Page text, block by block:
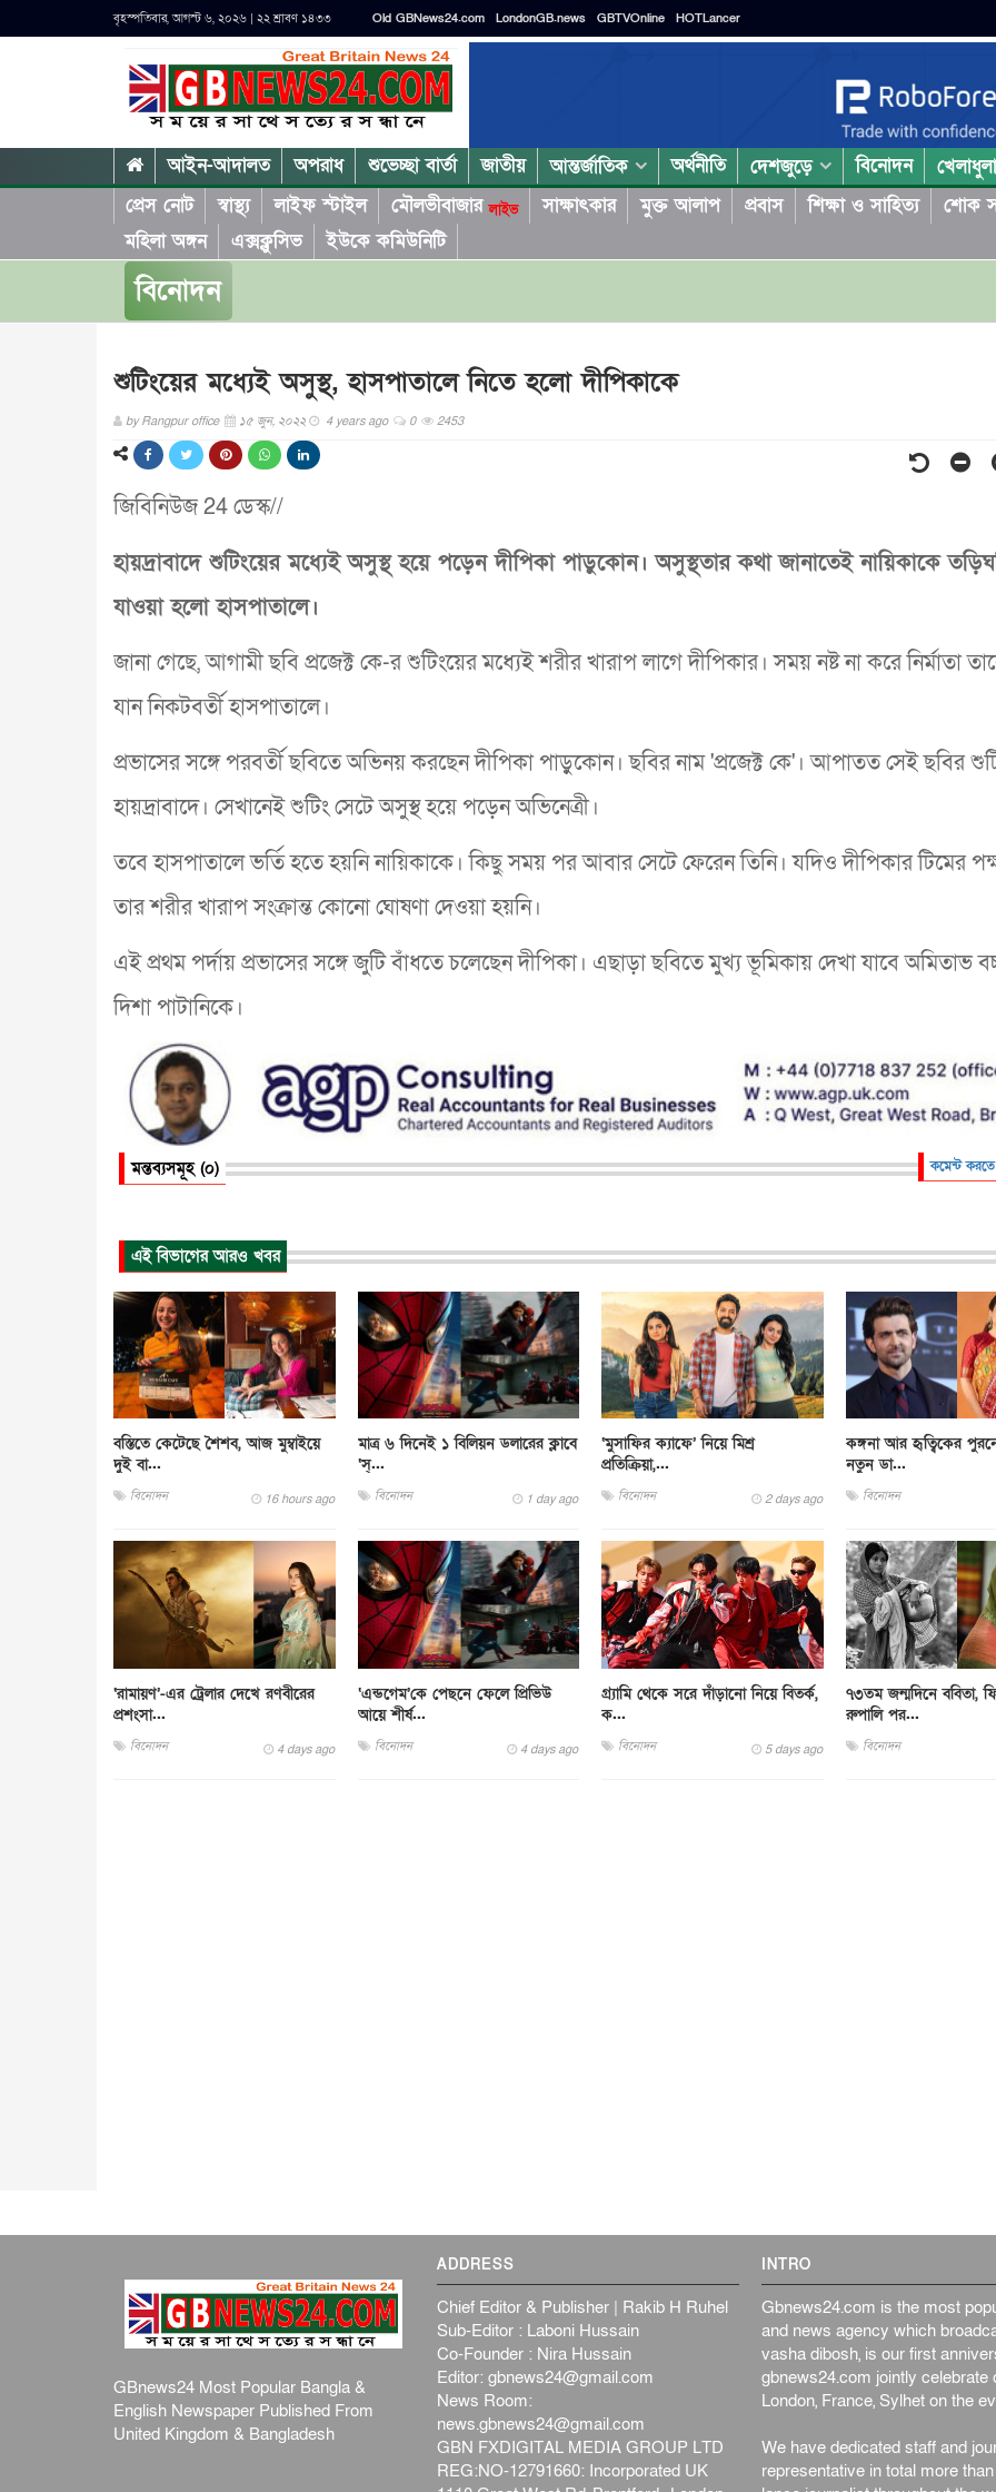
বৃহস্পতিবার, আগস্ট ৬, ২০২৬ | ২২ শ্রাবণ ১৪৩৩ Old GBNews24.com LondonGB.news GBTVOnline HOTLancer
আইন-আদালত অপরাধ শুভেচ্ছা বার্তা জাতীয় আন্তর্জাতিক অর্থনীতি দেশজুড়ে বিনোদন
প্রেস নোট
স্বাস্থ্য লাইফ স্টাইল মৌলভীবাজারলাইভ সাক্ষাৎকার মুক্ত আলাপ প্রবাস শিক্ষা ও সাহিত্য শোক
মহিলা অঙ্গন
এক্সক্লুসিভ ইউকে কমিউনিটি
বিনোদন
শুটিংয়ের মধ্যেই অসুস্থ, হাসপাতালে নিতে হলো দীপিকাকে
byRangpur office ১৫ জুন, ২০২২ 4 years ago 0 2453
জিবিনিউজ 24 ডেস্ক//
হায়দ্রাবাদে শুটিংয়ের মধ্যেই অসুস্থ হয়ে পড়েন দীপিকা পাড়ুকোন। অসুস্থতার কথা জানাতেই নায়িকাকে
যাওয়া হলো হাসপাতালে।
জানা গেছে, আগামী ছবি প্রজেক্ট কে-র শুটিংয়ের মধ্যেই শরীর খারাপ লাগে দীপিকার। সময় নষ্ট না করে নির্মাতা
যান নিকটবর্তী হাসপাতালে।
প্রভাসের সঙ্গে পরবর্তী ছবিতে অভিনয় করছেন দীপিকা পাড়ুকোন। ছবির নাম 'প্রজেক্ট কে'। আপাতত সেই ছবির
হায়দ্রাবাদে। সেখানেই শুটিং সেটে অসুস্থ হয়ে পড়েন অভিনেত্রী।
তবে হাসপাতালে ভর্তি হতে হয়নি নায়িকাকে। কিছু সময় পর আবার সেটে ফেরেন তিনি। যদিও দীপিকার টিমের
তার শরীর খারাপ সংক্রান্ত কোনো ঘোষণা দেওয়া হয়নি।
এই প্রথম পর্দায় প্রভাসের সঙ্গে জুটি বাঁধতে চলেছেন দীপিকা। এছাড়া ছবিতে মুখ্য ভূমিকায় দেখা যাবে অমিতাভ
দিশা পাটানিকে।
মন্তব্যসমূহ (০) কমেন্ট
এই বিভাগের আরও খবর
বস্তিতে কেটেছে শৈশব, আজ মুম্বাইয়ে
দুই বা...
বিনোদন 16 hours ago
মাত্র ৬ দিনেই ১ বিলিয়ন ডলারের ক্লাবে
‘স্...
বিনোদন 1 day ago
‘মুসাফির ক্যাফে’ নিয়ে মিশ্র
প্রতিক্রিয়া,...
বিনোদন 2 days ago
কঙ্গনা আর হৃত্বিকের
নতুন ডা...
বিনোদন
‘রামায়ণ’-এর ট্রেলার দেখে রণবীরের
প্রশংসা...
বিনোদন 4 days ago
‘এন্ডগেম’কে পেছনে ফেলে প্রিভিউ
আয়ে শীর্ষ...
বিনোদন 4 days ago
গ্র্যামি থেকে সরে দাঁড়ানো নিয়ে বিতর্ক,
ক...
বিনোদন 5 days ago
৭৩তম জন্মদিনে ববিতা,
রুপালি পর...
বিনোদন
GBnews24 Most Popular Bangla &
English Newspaper Published From
United Kingdom & Bangladesh
ADDRESS
Chief Editor & Publisher | Rakib H Ruhel
Sub-Editor : Laboni Hussain
Co-Founder : Nira Hussain
Editor:gbnews24@gmail.com
News Room:
news.gbnews24@gmail.com
GBN FXDIGITAL MEDIA GROUP LTD
REG:NO-12791660: Incorporated UK
INTRO
Gbnews24.com is the most
and news agency which
vasha dibosh, is our first
gbnews24.com jointly
London, France, Sylhet on the
We have dedicated staff and
representative in total more